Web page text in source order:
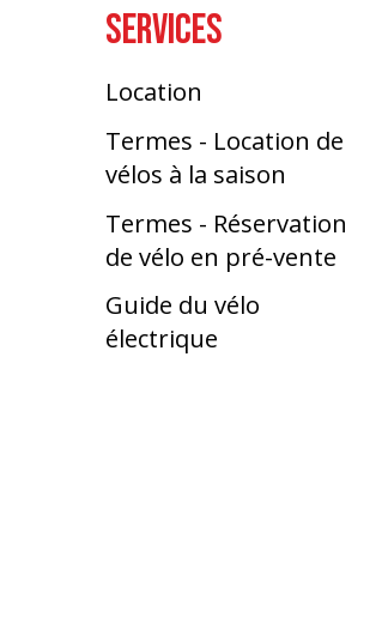
SERVICES
Location
Termes - Location de
vélos à la saison
Termes - Réservation
de vélo en pré-vente
Guide du vélo
électrique